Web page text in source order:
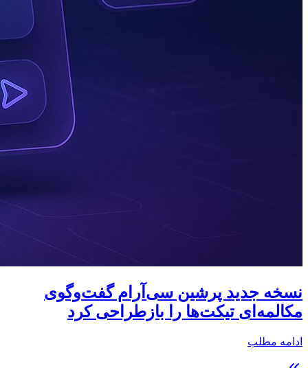
نسخه جدید پرشین سی‌آر‌ام گفت‌وگوی
مکالمه‌ای تیکت‌ها را بازطراحی کرد
ادامه مطلب